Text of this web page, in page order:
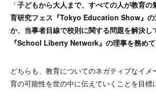
「子どもから大人まで、すべての人が教育の
育研究フェス『Tokyo Education Show』の
か、当事者目線で校則に関する問題を解決し
『School Liberty Network』の理事を務めて
どちらも、教育についてのネガティブなイメ
育の可能性を世の中に伝えていくことを目標